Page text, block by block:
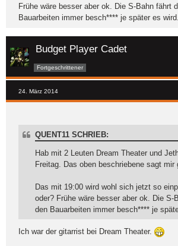
Frühe wäre besser aber ok. Die S-Bahn fährt
Bauarbeiten immer besch**** je später es wird.
Budget Player Cadet
Fortgeschrittener
24. März 2014
QUENT11 SCHRIEB:
Hab mit 2 Leuten Dream Theater und
Freitag. Das oben beschriebene sagt mir
Das mit 19:00 wird wohl sich jetzt so
oder? Frühe wäre besser aber ok. Die S-
den Bauarbeiten immer besch**** je
Ich war der gitarrist bei Dream Theater.